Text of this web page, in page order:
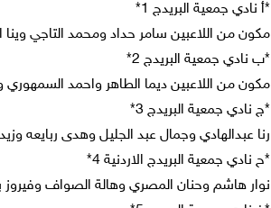
*أ نادي جمعية البريدج 1*
مكون من اللاعبين سامر حداد ومحمد التاجي
*ب نادي جمعية البريدج 2*
مكون من اللاعبين ديما الطاهر واحمد
*ج نادي جمعية البريدج 3*
رنا عبدالهادي وجمال عبد الجليل وهدى ربايعه وزيد
*ح نادي جمعية البريدج الاردنية 4*
نوار هاشم وحنان المصري وهالة الصواف وفيروز